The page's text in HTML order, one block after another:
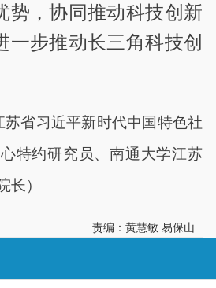
势，协同推动科技创新
一步推动长三角科技创
苏省习近平新时代中国特色社
特约研究员、南通大学江苏
长）
责编：黄慧敏 易保山